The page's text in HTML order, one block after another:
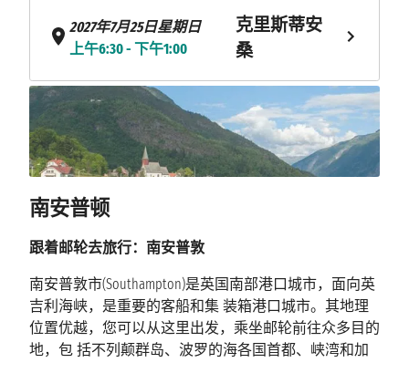
2027年7月25日星期日
上午6:30 - 下午1:00
克里斯蒂安
桑
2027年7月26日星期一
下午1:00 - 下午9:00
奥尔登
2027年7月27日星期二
奥勒松
上午8:00 - 下午4:00
2027年7月29日星期四 海上巡航
2027年7月30日星期五
上午8:00
南安普顿
南安普顿
跟着邮轮去旅行：南安普敦
南安普敦市(Southampton)是英国南部港口城市，面向英
吉利海峡，是重要的客船和集 装箱港口城市。其地理
位置优越，您可以从这里出发，乘坐邮轮前往众多目的
地，包 括不列颠群岛、波罗的海各国首都、峡湾和加